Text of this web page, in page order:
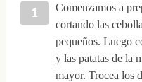
Comenzamos a
cortando las
pequeños. Luego
y las patatas de la
mayor. Trocea los